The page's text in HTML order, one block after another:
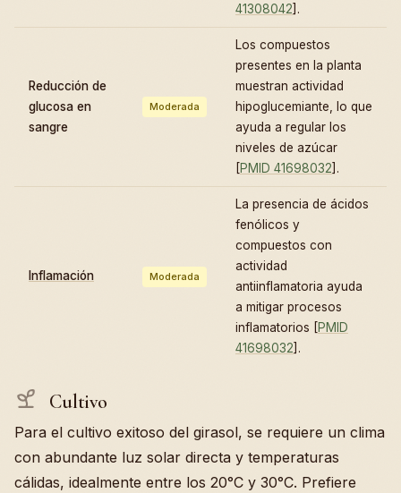
41308042].
Reducción de
glucosa en
sangre
Moderada
Los compuestos
presentes en la planta
muestran actividad
hipoglucemiante, lo que
ayuda a regular los
niveles de azúcar
[PMID 41698032].
Inflamación Moderada
La presencia de ácidos
fenólicos y
compuestos con
actividad
antiinflamatoria ayuda
a mitigar procesos
inflamatorios [PMID
41698032].
Cultivo
Para el cultivo exitoso del girasol, se requiere un clima
con abundante luz solar directa y temperaturas
cálidas, idealmente entre los 20°C y 30°C. Prefiere